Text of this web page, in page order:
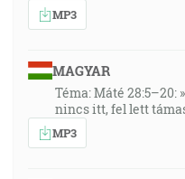
MP3
MAGYAR
Téma: Máté 28:5–20:
nincs itt, fel lett
MP3